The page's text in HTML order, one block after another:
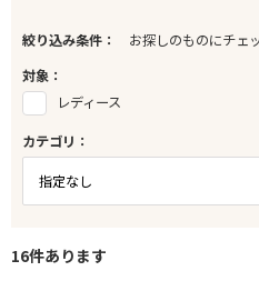
絞り込み条件：
お探しのものにチェ
対象：
レディース
カテゴリ：
16件あります